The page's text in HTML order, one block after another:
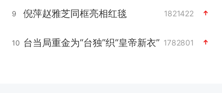
9 倪萍赵雅芝同框亮相红毯 1821422
10 台当局重金为“台独”织“皇帝新衣” 1782801